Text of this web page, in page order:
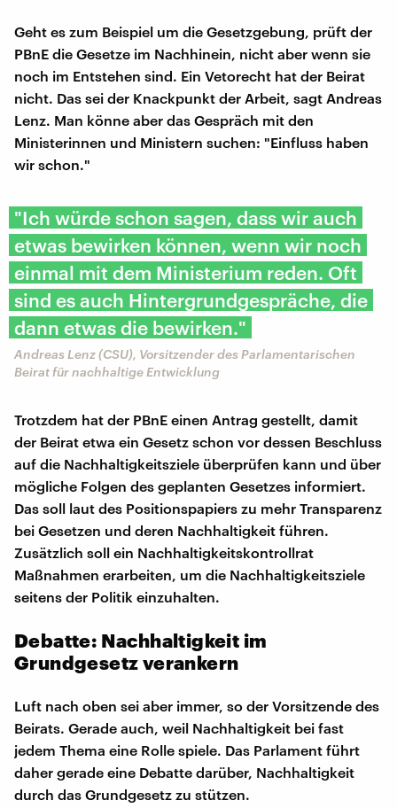
Geht es zum Beispiel um die Gesetzgebung, prüft der
PBnE die Gesetze im Nachhinein, nicht aber wenn sie
noch im Entstehen sind. Ein Vetorecht hat der Beirat
nicht. Das sei der Knackpunkt der Arbeit, sagt Andreas
Lenz. Man könne aber das Gespräch mit den
Ministerinnen und Ministern suchen: "Einfluss haben
wir schon."
"Ich würde schon sagen, dass wir auch
etwas bewirken können, wenn wir noch
einmal mit dem Ministerium reden. Oft
sind es auch Hintergrundgespräche, die
dann etwas die bewirken."
Andreas Lenz (CSU), Vorsitzender des Parlamentarischen
Beirat für nachhaltige Entwicklung
Trotzdem hat der PBnE einen Antrag gestellt, damit
der Beirat etwa ein Gesetz schon vor dessen Beschluss
auf die Nachhaltigkeitsziele überprüfen kann und über
mögliche Folgen des geplanten Gesetzes informiert.
Das soll laut des Positionspapiers zu mehr Transparenz
bei Gesetzen und deren Nachhaltigkeit führen.
Zusätzlich soll ein Nachhaltigkeitskontrollrat
Maßnahmen erarbeiten, um die Nachhaltigkeitsziele
seitens der Politik einzuhalten.
Debatte: Nachhaltigkeit im
Grundgesetz verankern
Luft nach oben sei aber immer, so der Vorsitzende des
Beirats. Gerade auch, weil Nachhaltigkeit bei fast
jedem Thema eine Rolle spiele. Das Parlament führt
daher gerade eine Debatte darüber, Nachhaltigkeit
durch das Grundgesetz zu stützen.